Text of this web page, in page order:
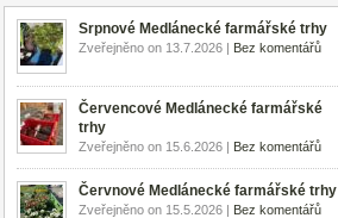
Srpnové Medlánecké farmářské trhy
Zveřejněno on 13.7.2026 | Bez komentářů
Červencové Medlánecké farmářské
trhy
Zveřejněno on 15.6.2026 | Bez komentářů
Červnové Medlánecké farmářské trhy
Zveřejněno on 15.5.2026 | Bez komentářů